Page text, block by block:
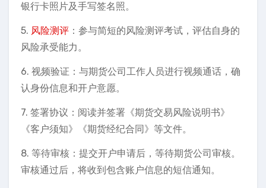
银行卡照片及手写签名照。
5. 风险测评 ：参与简短的风险测评考试，评估自身的
风险承受能力。
6. 视频验证：与期货公司工作人员进行视频通话，确
认身份信息和开户意愿。
7. 签署协议：阅读并签署《期货交易风险说明书》
《客户须知》《期货经纪合同》等文件。
8. 等待审核：提交开户申请后，等待期货公司审核。
审核通过后，将收到包含账户信息的短信通知。